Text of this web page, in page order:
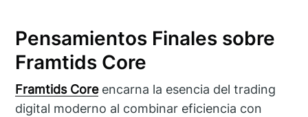
Pensamientos Finales sobre
Framtids Core
Framtids Coreencarna la esencia del trading
digital moderno al combinar eficiencia con